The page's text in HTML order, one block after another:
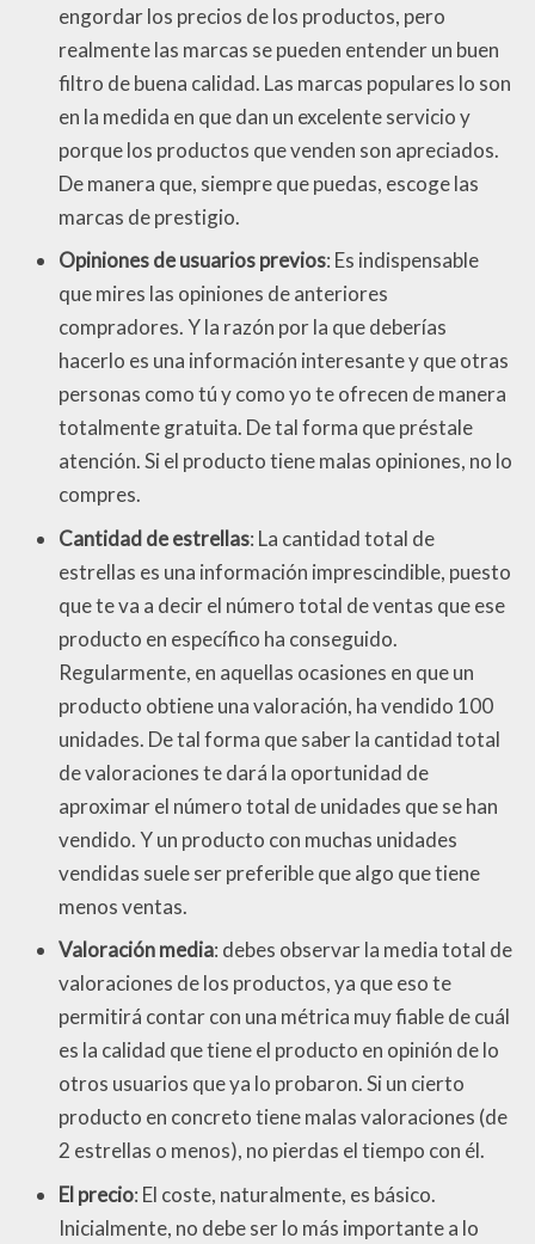
engordar los precios de los productos, pero
realmente las marcas se pueden entender un buen
filtro de buena calidad. Las marcas populares lo son
en la medida en que dan un excelente servicio y
porque los productos que venden son apreciados.
De manera que, siempre que puedas, escoge las
marcas de prestigio.
Opiniones de usuarios previos: Es indispensable
que mires las opiniones de anteriores
compradores. Y la razón por la que deberías
hacerlo es una información interesante y que otras
personas como tú y como yo te ofrecen de manera
totalmente gratuita. De tal forma que préstale
atención. Si el producto tiene malas opiniones, no lo
compres.
Cantidad de estrellas: La cantidad total de
estrellas es una información imprescindible, puesto
que te va a decir el número total de ventas que ese
producto en específico ha conseguido.
Regularmente, en aquellas ocasiones en que un
producto obtiene una valoración, ha vendido 100
unidades. De tal forma que saber la cantidad total
de valoraciones te dará la oportunidad de
aproximar el número total de unidades que se han
vendido. Y un producto con muchas unidades
vendidas suele ser preferible que algo que tiene
menos ventas.
Valoración media: debes observar la media total de
valoraciones de los productos, ya que eso te
permitirá contar con una métrica muy fiable de cuál
es la calidad que tiene el producto en opinión de lo
otros usuarios que ya lo probaron. Si un cierto
producto en concreto tiene malas valoraciones (de
2 estrellas o menos), no pierdas el tiempo con él.
El precio: El coste, naturalmente, es básico.
Inicialmente, no debe ser lo más importante a lo